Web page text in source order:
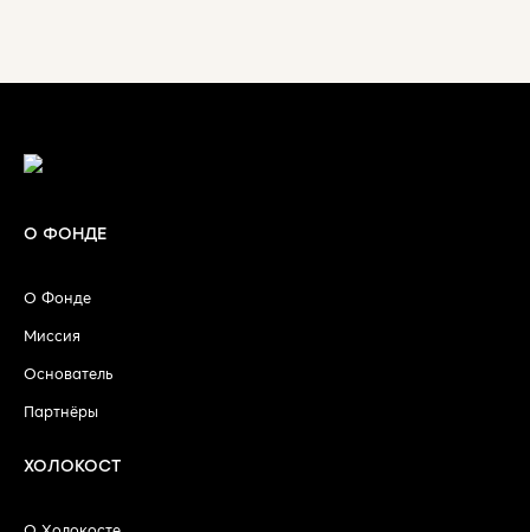
О ФОНДЕ
О Фонде
Миссия
Основатель
Партнёры
ХОЛОКОСТ